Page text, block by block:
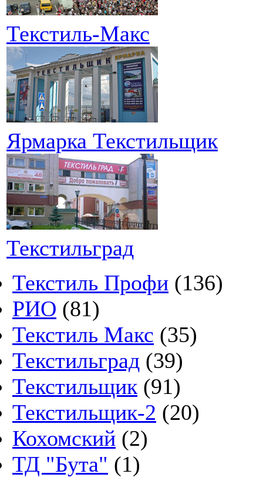
Текстиль-Макс
Ярмарка Текстильщик
Текстильград
Текстиль Профи (136)
РИО (81)
Текстиль Макс (35)
Текстильград (39)
Текстильщик (91)
Текстильщик-2 (20)
Кохомский (2)
ТД "Бута" (1)